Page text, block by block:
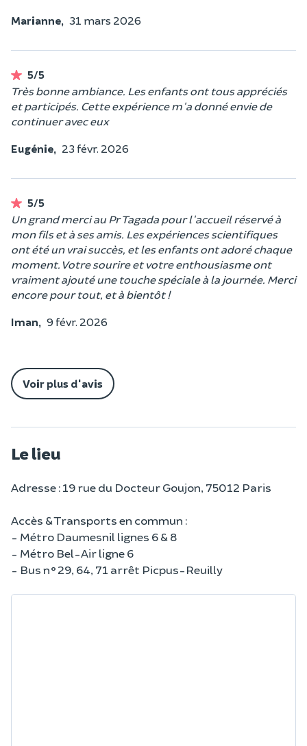
Marianne, 31 mars 2026
5/5
Très bonne ambiance. Les enfants ont tous appréciés
et participés. Cette expérience m'a donné envie de
continuer avec eux
Eugénie, 23 févr. 2026
5/5
Un grand merci au Pr Tagada pour l'accueil réservé à
mon fils et à ses amis. Les expériences scientifiques
ont été un vrai succès, et les enfants ont adoré chaque
moment. Votre sourire et votre enthousiasme ont
vraiment ajouté une touche spéciale à la journée. Merci
encore pour tout, et à bientôt !
Iman, 9 févr. 2026
Voir plus d'avis
Le lieu
Adresse : 19 rue du Docteur Goujon, 75012 Paris
Accès & Transports en commun :
- Métro Daumesnil lignes 6 & 8
- Métro Bel-Air ligne 6
- Bus n°29, 64, 71 arrêt Picpus-Reuilly